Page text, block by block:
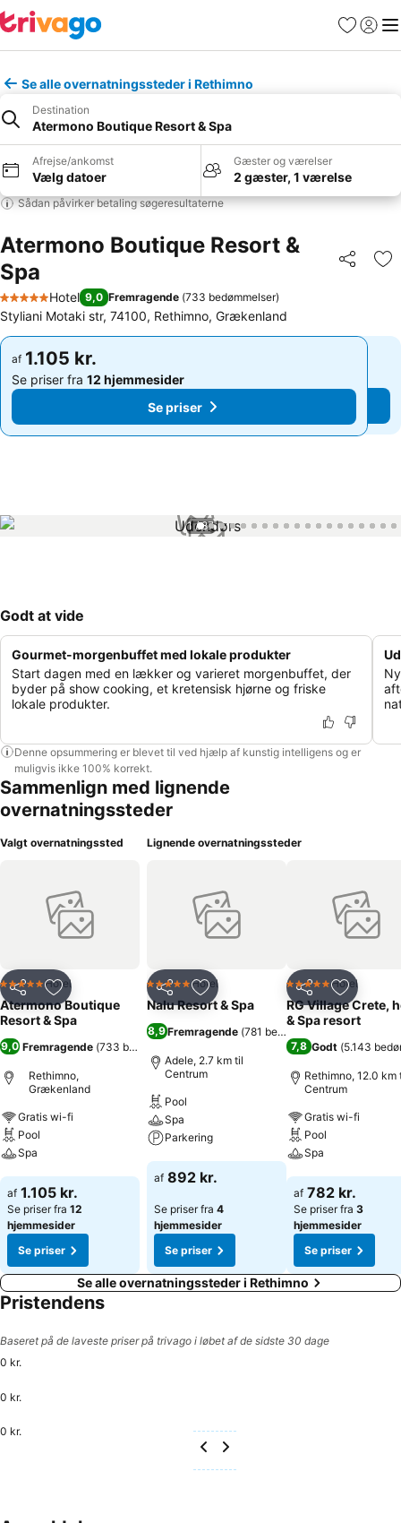
Favoritter
Log ind
Se alle overnatningssteder i Rethimno
Destination
Atermono Boutique Resort & Spa
Afrejse/ankomst
Vælg datoer
Gæster og værelser
2 gæster, 1 værelse
Sådan påvirker betaling søgeresultaterne
Atermono Boutique Resort &
Spa
Del
5 Stjerner
Hotel 9,0 Fremragende (733 bedømmelser)
Styliani Motaki str, 74100, Rethimno, Grækenland
af 1.105 kr.
Se priser fra 12 hjemmesider
Se priser
af 1.105 kr.
Se priser fra 12 hjemmesider
Se priser
1 / 87
Godt at vide
Gourmet-morgenbuffet med lokale produkter
Start dagen med en lækker og varieret morgenbuffet, der
byder på show cooking, et kretensisk hjørne og friske
lokale produkter.
Denne opsummering er blevet til ved hjælp af kunstig intelligens og er
muligvis ikke 100% korrekt.
Sammenlign med lignende
overnatningssteder
Valgt overnatningssted
Del Føj til favoritter
5 StjernerHotel
Atermono Boutique
Resort & Spa
9,0 Fremragende (733 bedømmelser
Rethimno,
Grækenland
Gratis wi-fi
Pool
Spa
Se priser
af 1.105 kr.
Se priser fra 12
hjemmesider
Se priser
Lignende overnatningssteder
Del Føj til favoritter
5 StjernerHotel
Nalu Resort & Spa
8,9Fremragende (781 bedømmelser
Adele, 2.7 km til
Centrum
Pool
Spa
Parkering
Se priser
af 892 kr.
Se priser fra 4
hjemmesider
Se priser
Del Føj til
5 StjernerHotel
RG Village Crete,
& Spa resort
7,8 Godt (5.143
Rethimno, 12.0 km
Centrum
Gratis wi-fi
Pool
Spa
Se priser
af 782 kr.
Se priser fra 3
hjemmesider
Se priser
Se alle overnatningssteder i Rethimno
Pristendens
Baseret på de laveste priser på trivago i løbet af de sidste 30 dage
0 kr.
0 kr.
0 kr.